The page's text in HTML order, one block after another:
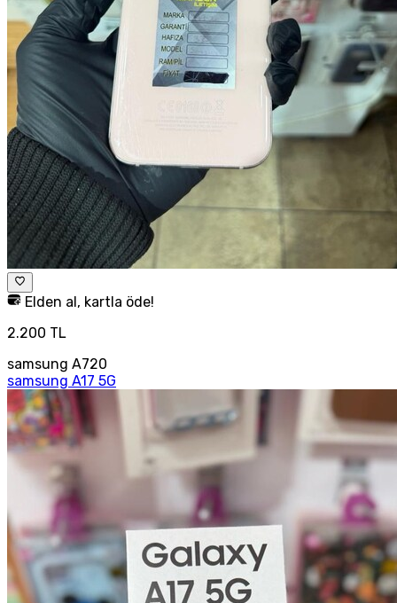
Elden al, kartla öde!
2.200 TL
samsung A720
samsung A17 5G